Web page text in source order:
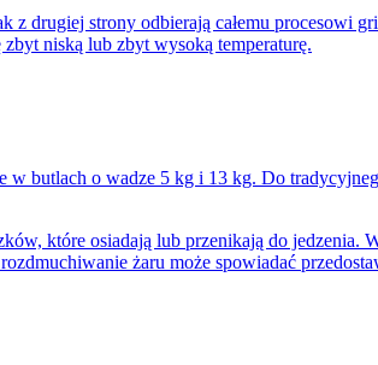
z drugiej strony odbierają całemu procesowi
niską lub zbyt wysoką temperaturę.
butlach o wadze 5 kg i 13 kg. Do
które osiadają lub przenikają do jedzenia.
żaru może spowiadać